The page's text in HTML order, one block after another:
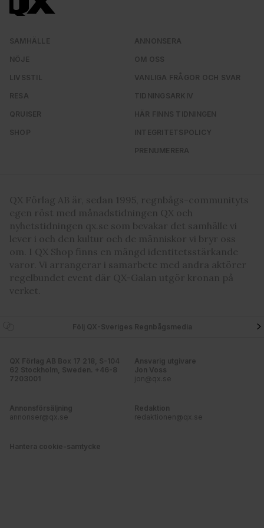
SAMHÄLLE
NÖJE
LIVSSTIL
RESA
QRUISER
SHOP
ANNONSERA
OM OSS
VANLIGA FRÅGOR OCH SVAR
TIDNINGSARKIV
HÄR FINNS TIDNINGEN
INTEGRITETSPOLICY
PRENUMERERA
QX Förlag AB är, sedan 1995, regnbågs-communityts
egen röst med månadstidningen QX och
nyhetstidningen qx.se som bevakar det samhälle vi
lever i och den kultur och de människor vi bryr oss
om. I QX Shop finns en mängd identitetsstärkande
varor. Vi arrangerar i samarbete med andra aktörer
regelbundet event där QX-Galan utgör kronan på
verket.
Följ QX-Sveriges Regnbågsmedia
QX Förlag AB Box 17 218, S-104
62 Stockholm, Sweden. +46-8
7203001
Ansvarig utgivare
Jon Voss
jon@qx.se
Annonsförsäljning
annonser@qx.se
Redaktion
redaktionen@qx.se
Hantera cookie-samtycke